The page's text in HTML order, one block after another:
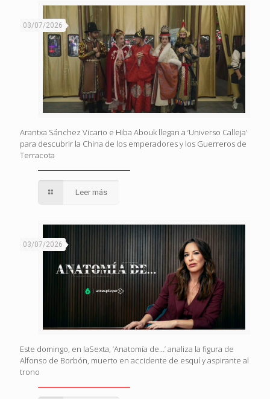
03/07/2026
Arantxa Sánchez Vicario e Hiba Abouk llegan a ‘Universo Calleja’
para descubrir la China de los emperadores y los Guerreros de
Terracota
Leer más
03/07/2026
Este domingo, en laSexta, ‘Anatomía de…’ analiza la figura de
Alfonso de Borbón, muerto en accidente de esquí y aspirante al
trono